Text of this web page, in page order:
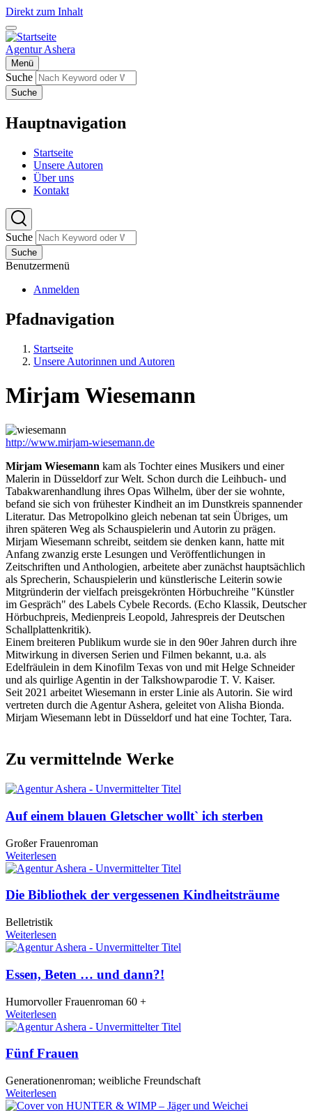
Direkt zum Inhalt
Agentur Ashera
Menü
Suche
Suche
Hauptnavigation
Startseite
Unsere Autoren
Über uns
Kontakt
Suche
Suche
Benutzermenü
Anmelden
Pfadnavigation
Startseite
Unsere Autorinnen und Autoren
Mirjam Wiesemann
http://www.mirjam-wiesemann.de
Mirjam Wiesemann kam als Tochter eines Musikers und einer
Malerin in Düsseldorf zur Welt. Schon durch die Leihbuch- und
Tabakwarenhandlung ihres Opas Wilhelm, über der sie wohnte,
befand sie sich von frühester Kindheit an im Dunstkreis spannender
Literatur. Das Metropolkino gleich nebenan tat sein Übriges, um
ihren späteren Weg als Schauspielerin und Autorin zu prägen.
Mirjam Wiesemann schreibt, seitdem sie denken kann, hatte mit
Anfang zwanzig erste Lesungen und Veröffentlichungen in
Zeitschriften und Anthologien, arbeitete aber zunächst hauptsächlich
als Sprecherin, Schauspielerin und künstlerische Leiterin sowie
Mitgründerin der vielfach preisgekrönten Hörbuchreihe "Künstler
im Gespräch" des Labels Cybele Records. (Echo Klassik, Deutscher
Hörbuchpreis, Medienpreis Leopold, Jahrespreis der Deutschen
Schallplattenkritik).
Einem breiteren Publikum wurde sie in den 90er Jahren durch ihre
Mitwirkung in diversen Serien und Filmen bekannt, u.a. als
Edelfräulein in dem Kinofilm Texas von und mit Helge Schneider
und als quirlige Agentin in der Talkshowparodie T. V. Kaiser.
Seit 2021 arbeitet Wiesemann in erster Linie als Autorin. Sie wird
vertreten durch die Agentur Ashera, geleitet von Alisha Bionda.
Mirjam Wiesemann lebt in Düsseldorf und hat eine Tochter, Tara.
Zu vermittelnde Werke
Auf einem blauen Gletscher wollt` ich sterben
Großer Frauenroman
Weiterlesen
Die Bibliothek der vergessenen Kindheitsträume
Belletristik
Weiterlesen
Essen, Beten … und dann?!
Humorvoller Frauenroman 60 +
Weiterlesen
Fünf Frauen
Generationenroman; weibliche Freundschaft
Weiterlesen